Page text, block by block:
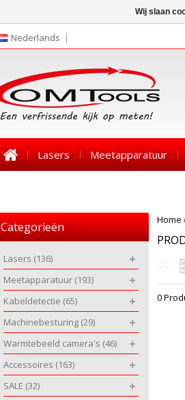
Nederlands
Lasers Meetapparatuur
Home
0
Categorieën
Lasers (136)
Meetapparatuur (193)
Kabeldetectie (65)
Machinebesturing (29)
Warmtebeeld camera's (46)
Accessoires (163)
SALE (32)
Wij slaan